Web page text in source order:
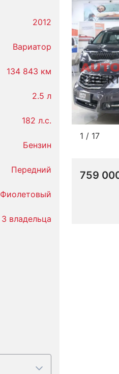
2012
Вариатор
134 843 км
2.5 л
182 л.с.
Бензин
Передний
Фиолетовый
3 владельца
1 / 17
759